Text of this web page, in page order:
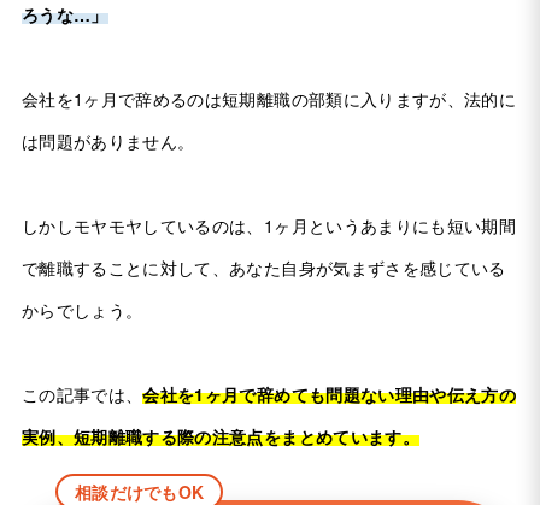
ろうな…」
会社を1ヶ月で辞めるのは短期離職の部類に入りますが、法的に
は問題がありません。
しかしモヤモヤしているのは、1ヶ月というあまりにも短い期間
で離職することに対して、あなた自身が気まずさを感じている
からでしょう。
この記事では、会社を1ヶ月で辞めても問題ない理由や伝え方の
実例、短期離職する際の注意点をまとめています。
相談だけでもOK